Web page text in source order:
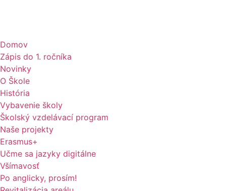
Domov
Zápis do 1. ročníka
Novinky
O Škole
História
Vybavenie školy
Školský vzdelávací program
Naše projekty
Erasmus+
Učme sa jazyky digitálne
Všímavosť
Po anglicky, prosím!